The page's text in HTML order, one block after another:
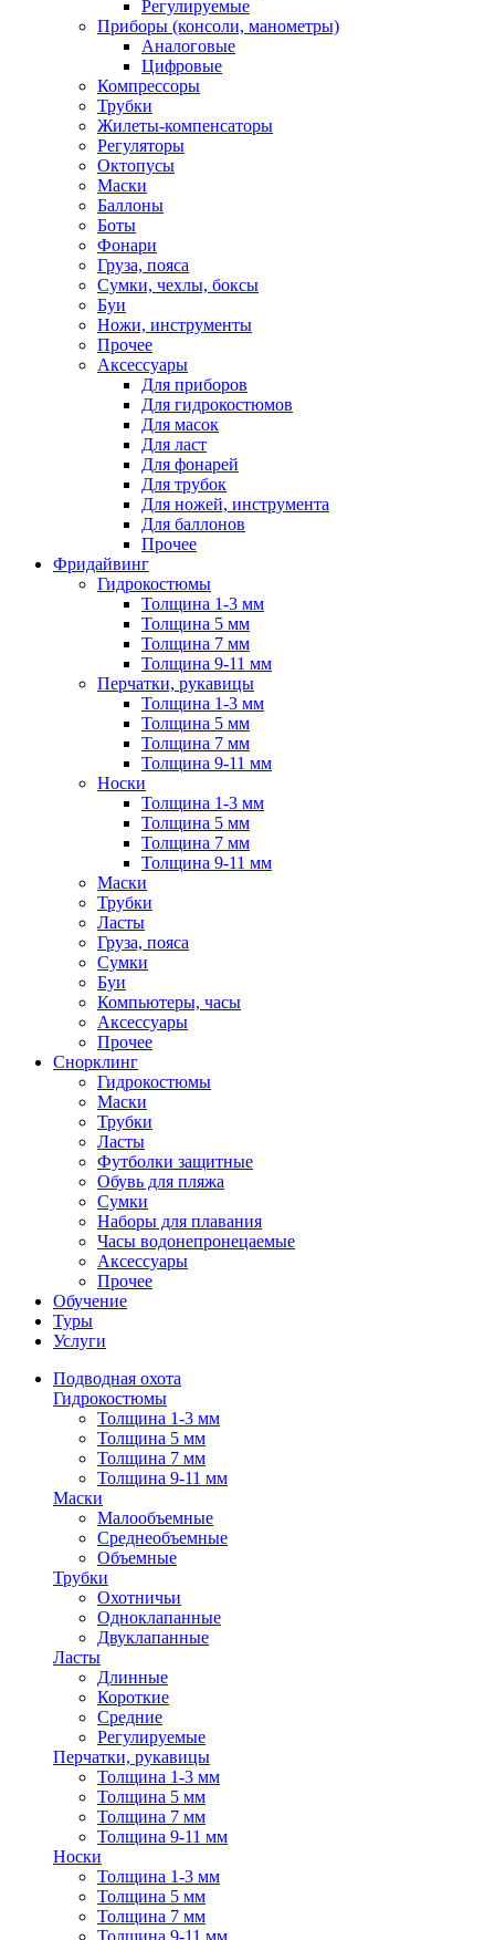
Регулируемые
Приборы (консоли, манометры)
Аналоговые
Цифровые
Компрессоры
Трубки
Жилеты-компенсаторы
Регуляторы
Октопусы
Маски
Баллоны
Боты
Фонари
Груза, пояса
Сумки, чехлы, боксы
Буи
Ножи, инструменты
Прочее
Аксессуары
Для приборов
Для гидрокостюмов
Для масок
Для ласт
Для фонарей
Для трубок
Для ножей, инструмента
Для баллонов
Прочее
Фридайвинг
Гидрокостюмы
Толщина 1-3 мм
Толщина 5 мм
Толщина 7 мм
Толщина 9-11 мм
Перчатки, рукавицы
Толщина 1-3 мм
Толщина 5 мм
Толщина 7 мм
Толщина 9-11 мм
Носки
Толщина 1-3 мм
Толщина 5 мм
Толщина 7 мм
Толщина 9-11 мм
Маски
Трубки
Ласты
Груза, пояса
Сумки
Буи
Компьютеры, часы
Аксессуары
Прочее
Снорклинг
Гидрокостюмы
Маски
Трубки
Ласты
Футболки защитные
Обувь для пляжа
Сумки
Наборы для плавания
Часы водонепронецаемые
Аксессуары
Прочее
Обучение
Туры
Услуги
Подводная охота
Гидрокостюмы
Толщина 1-3 мм
Толщина 5 мм
Толщина 7 мм
Толщина 9-11 мм
Маски
Малообъемные
Среднеобъемные
Объемные
Трубки
Охотничьи
Одноклапанные
Двуклапанные
Ласты
Длинные
Короткие
Средние
Регулируемые
Перчатки, рукавицы
Толщина 1-3 мм
Толщина 5 мм
Толщина 7 мм
Толщина 9-11 мм
Носки
Толщина 1-3 мм
Толщина 5 мм
Толщина 7 мм
Толщина 9-11 мм